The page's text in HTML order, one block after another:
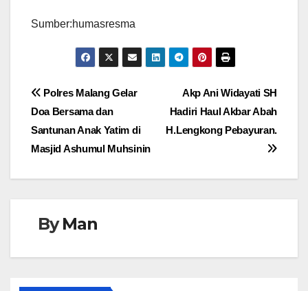
Sumber:humasresma
Navigasi
pos
Akp Ani Widayati SH
Hadiri Haul Akbar Abah
H.Lengkong Pebayuran.
Polres Malang Gelar
Doa Bersama dan
Santunan Anak Yatim di
Masjid Ashumul Muhsinin
ByMan